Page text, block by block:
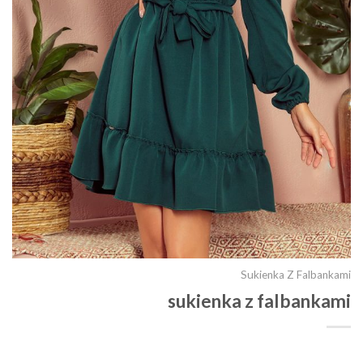
Sukienka Z Falbankami
sukienka z falbankami